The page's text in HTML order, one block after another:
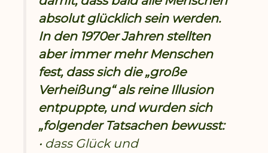
absolut glücklich sein werden.
In den 1970er Jahren stellten
aber immer mehr Menschen
fest, dass sich die „große
Verheißung“ als reine Illusion
entpuppte, und wurden sich
„folgender Tatsachen bewusst:
• dass Glück und